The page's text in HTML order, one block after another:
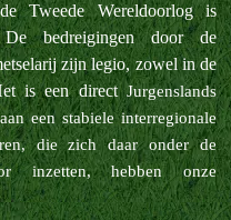
Tweede Wereldoorlog is
bedreigingen door de
zijn legio, zowel in de
is een directJurgenslands
een stabiele interregionale
die zich daar onder de
inzetten, hebben onze